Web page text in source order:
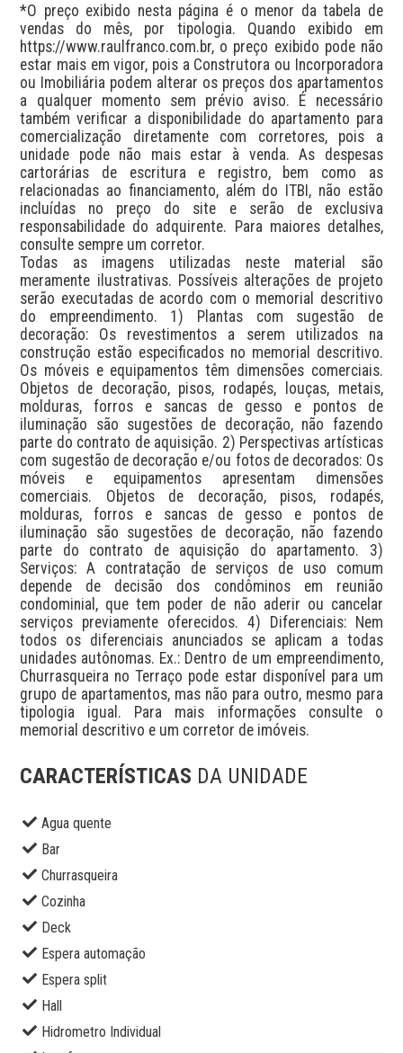
*O preço exibido nesta página é o menor da tabela de
vendas do mês, por tipologia. Quando exibido em
https://www.raulfranco.com.br, o preço exibido pode não
estar mais em vigor, pois a Construtora ou Incorporadora
ou Imobiliária podem alterar os preços dos apartamentos
a qualquer momento sem prévio aviso. É necessário
também verificar a disponibilidade do apartamento para
comercialização diretamente com corretores, pois a
unidade pode não mais estar à venda. As despesas
cartorárias de escritura e registro, bem como as
relacionadas ao financiamento, além do ITBI, não estão
incluídas no preço do site e serão de exclusiva
responsabilidade do adquirente. Para maiores detalhes,
consulte sempre um corretor.
Todas as imagens utilizadas neste material são
meramente ilustrativas. Possíveis alterações de projeto
serão executadas de acordo com o memorial descritivo
do empreendimento. 1) Plantas com sugestão de
decoração: Os revestimentos a serem utilizados na
construção estão especificados no memorial descritivo.
Os móveis e equipamentos têm dimensões comerciais.
Objetos de decoração, pisos, rodapés, louças, metais,
molduras, forros e sancas de gesso e pontos de
iluminação são sugestões de decoração, não fazendo
parte do contrato de aquisição. 2) Perspectivas artísticas
com sugestão de decoração e/ou fotos de decorados: Os
móveis e equipamentos apresentam dimensões
comerciais. Objetos de decoração, pisos, rodapés,
molduras, forros e sancas de gesso e pontos de
iluminação são sugestões de decoração, não fazendo
parte do contrato de aquisição do apartamento. 3)
Serviços: A contratação de serviços de uso comum
depende de decisão dos condôminos em reunião
condominial, que tem poder de não aderir ou cancelar
serviços previamente oferecidos. 4) Diferenciais: Nem
todos os diferenciais anunciados se aplicam a todas
unidades autônomas. Ex.: Dentro de um empreendimento,
Churrasqueira no Terraço pode estar disponível para um
grupo de apartamentos, mas não para outro, mesmo para
tipologia igual. Para mais informações consulte o
memorial descritivo e um corretor de imóveis.
CARACTERÍSTICAS DA UNIDADE
Agua quente
Bar
Churrasqueira
Cozinha
Deck
Espera automação
Espera split
Hall
Hidrometro Individual